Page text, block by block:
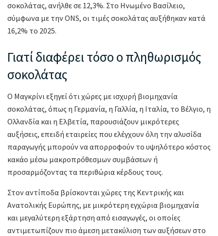
σοκολάτας, ανήλθε σε 12,3%. Στο Ηνωμένο Βασίλειο,
σύμφωνα με την ONS, οι τιμές σοκολάτας αυξήθηκαν κατά
16,2% το 2025.
Γιατί διαφέρει τόσο ο πληθωρισμός
σοκολάτας
Ο Μαγκρίνι εξηγεί ότι χώρες με ισχυρή βιομηχανία
σοκολάτας, όπως η Γερμανία, η Γαλλία, η Ιταλία, το Βέλγιο, η
Ολλανδία και η Ελβετία, παρουσιάζουν μικρότερες
αυξήσεις, επειδή εταιρείες που ελέγχουν όλη την αλυσίδα
παραγωγής μπορούν να απορροφούν το υψηλότερο κόστος
κακάο μέσω μακροπρόθεσμων συμβάσεων ή
προσαρμόζοντας τα περιθώρια κέρδους τους.
Στον αντίποδα βρίσκονται χώρες της Κεντρικής και
Ανατολικής Ευρώπης, με μικρότερη εγχώρια βιομηχανία
και μεγαλύτερη εξάρτηση από εισαγωγές, οι οποίες
αντιμετωπίζουν πιο άμεση μετακύλιση των αυξήσεων στο